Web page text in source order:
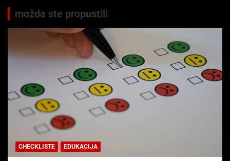
možda ste propustili
CHECKLISTE EDUKACIJA